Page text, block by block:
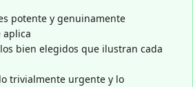
potente y genuinamente
aplica
bien elegidos que ilustran cada
trivialmente urgente y lo